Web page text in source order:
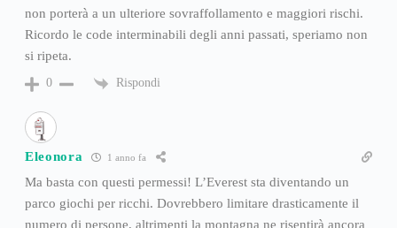
non porterà a un ulteriore sovraffollamento e maggiori rischi.
Ricordo le code interminabili degli anni passati, speriamo non
si ripeta.
0 Rispondi
Eleonora 1 anno fa
Ma basta con questi permessi! L’Everest sta diventando un
parco giochi per ricchi. Dovrebbero limitare drasticamente il
numero di persone, altrimenti la montagna ne risentirà ancora